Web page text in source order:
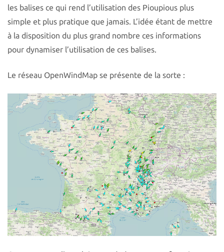
les balises ce qui rend l’utilisation des Pioupious plus
simple et plus pratique que jamais. L’idée étant de mettre
à la disposition du plus grand nombre ces informations
pour dynamiser l’utilisation de ces balises.
Le réseau OpenWindMap se présente de la sorte :